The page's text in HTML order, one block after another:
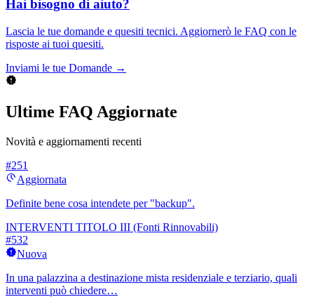
Hai bisogno di aiuto?
Lascia le tue domande e quesiti tecnici. Aggiornerò le FAQ con le
risposte ai tuoi quesiti.
Inviami le tue Domande →
Ultime FAQ Aggiornate
Novità e aggiornamenti recenti
#251
Aggiornata
Definite bene cosa intendete per "backup".
INTERVENTI TITOLO III (Fonti Rinnovabili)
#532
Nuova
In una palazzina a destinazione mista residenziale e terziario, quali
interventi può chiedere…